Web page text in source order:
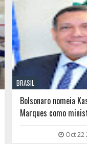
BRASIL
Bolsonaro nomeia
Marques como
Oct 22